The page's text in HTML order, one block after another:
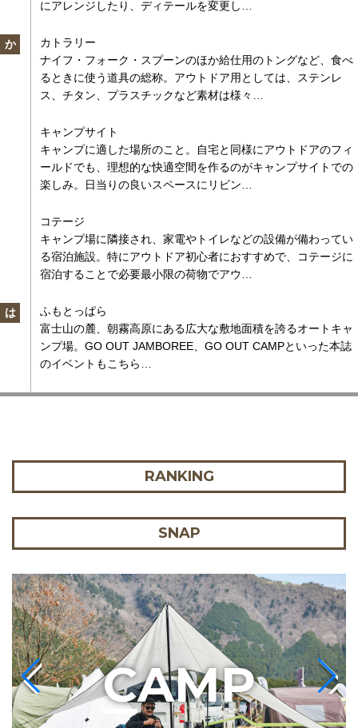
にアレンジしたり、ディテールを変更し…
か
カトラリー
ナイフ・フォーク・スプーンのほか給仕用のトングなど、食べ
るときに使う道具の総称。アウトドア用としては、ステンレ
ス、チタン、プラスチックなど素材は様々…
キャンプサイト
キャンプに適した場所のこと。自宅と同様にアウトドアのフィ
ールドでも、理想的な快適空間を作るのがキャンプサイトでの
楽しみ。日当りの良いスペースにリビン…
コテージ
キャンプ場に隣接され、家電やトイレなどの設備が備わってい
る宿泊施設。特にアウトドア初心者におすすめで、コテージに
宿泊することで必要最小限の荷物でアウ…
は
ふもとっぱら
富士山の麓、朝霧高原にある広大な敷地面積を誇るオートキャ
ンプ場。GO OUT JAMBOREE、GO OUT CAMPといった本誌
のイベントもこちら…
RANKING
SNAP
CAMP